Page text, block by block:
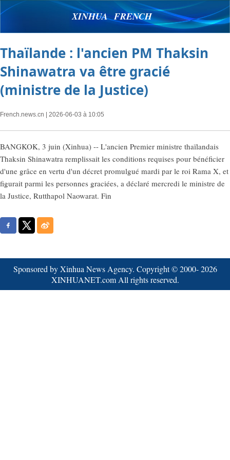
XINHUA FRENCH
Thaïlande : l'ancien PM Thaksin
Shinawatra va être gracié
(ministre de la Justice)
French.news.cn | 2026-06-03 à 10:05
BANGKOK, 3 juin (Xinhua) -- L'ancien Premier ministre thaïlandais
Thaksin Shinawatra remplissait les conditions requises pour bénéficier
d'une grâce en vertu d'un décret promulgué mardi par le roi Rama X, et
figurait parmi les personnes graciées, a déclaré mercredi le ministre de
la Justice, Rutthapol Naowarat. Fin
Sponsored by Xinhua News Agency. Copyright © 2000-2026
XINHUANET.com All rights reserved.